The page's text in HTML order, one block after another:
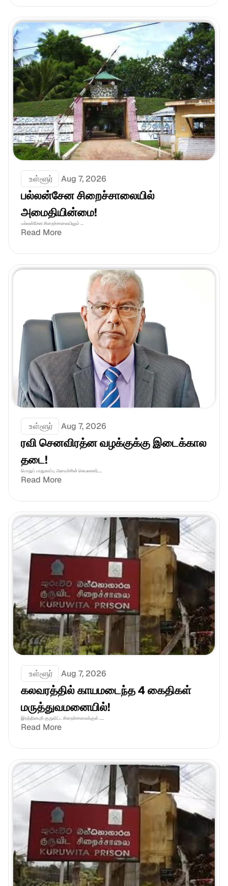
உள்ளூர் Aug 7, 2026
பல்லன்சேன சிறைச்சாலையில்
அமைதியின்மை!
பல்லன்சேன சிறைச்சாலையிலும் ...
Read More
உள்ளூர் Aug 7, 2026
ரவி செனவிரத்ன வழக்குக்கு இடைக்கால
தடை!
பொதுப் பாதுகாப்பு அமைச்சின் செயலாளர்....
Read More
உள்ளூர் Aug 7, 2026
கலவரத்தில் காயமடைந்த 4 கைதிகள்
மருத்துவமனையில்!
இரத்தினபுரி குருவிட்ட சிறைச்சாலைக்குள் .....
Read More